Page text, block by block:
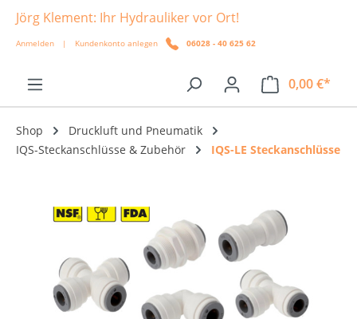
springen
Jörg Klement: Ihr Hydrauliker vor Ort!
Anmelden | Kundenkonto anlegen 06028 - 40 625 62
0,00 €*
Shop
Druckluft und Pneumatik
IQS-Steckanschlüsse & Zubehör
IQS-LE Steckanschlüsse